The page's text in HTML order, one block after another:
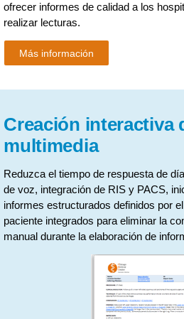
ofrecer informes de calidad a los
realizar lecturas.
Más información
Creación interactiva
multimedia
Reduzca el tiempo de respuesta de
de voz, integración de RIS y PACS,
informes estructurados definidos por
paciente integrados para eliminar la
manual durante la elaboración de